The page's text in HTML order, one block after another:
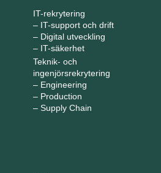
IT-rekrytering
– IT-support och drift
– Digital utveckling
– IT-säkerhet
Teknik- och
ingenjörsrekrytering
– Engineering
– Production
– Supply Chain